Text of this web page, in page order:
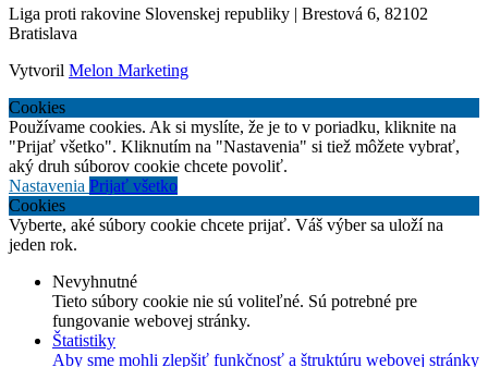
Liga proti rakovine Slovenskej republiky | Brestová 6, 82102
Bratislava
Vytvoril Melon Marketing
Cookies
Používame cookies. Ak si myslíte, že je to v poriadku, kliknite na
"Prijať všetko". Kliknutím na "Nastavenia" si tiež môžete vybrať,
aký druh súborov cookie chcete povoliť.
Nastavenia Prijať všetko
Cookies
Vyberte, aké súbory cookie chcete prijať. Váš výber sa uloží na
jeden rok.
Nevyhnutné
Tieto súbory cookie nie sú voliteľné. Sú potrebné pre
fungovanie webovej stránky.
Štatistiky
Aby sme mohli zlepšiť funkčnosť a štruktúru webovej stránky